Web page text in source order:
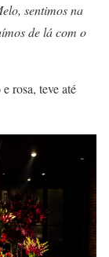
sentimos na
de lá com o
rosa, teve até